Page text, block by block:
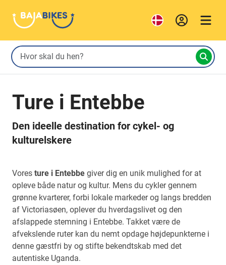
Ture i Entebbe
Den ideelle destination for cykel- og
kulturelskere
Vores ture i Entebbe giver dig en unik mulighed for at
opleve både natur og kultur. Mens du cykler gennem
grønne kvarterer, forbi lokale markeder og langs bredden
af Victoriasøen, oplever du hverdagslivet og den
afslappede stemning i Entebbe. Takket være de
afvekslende ruter kan du nemt opdage højdepunkterne i
denne gæstfri by og stifte bekendtskab med det
autentiske Uganda.